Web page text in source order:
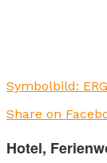
Symbolbild:
Share on
Hotel,